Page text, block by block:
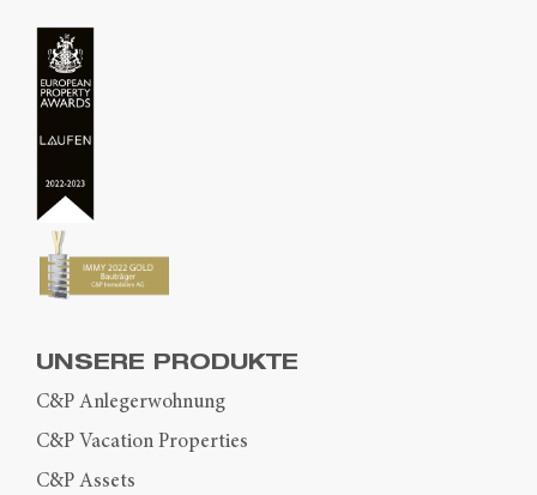
UNSERE PRODUKTE
C&P Anlegerwohnung
C&P Vacation Properties
C&P Assets